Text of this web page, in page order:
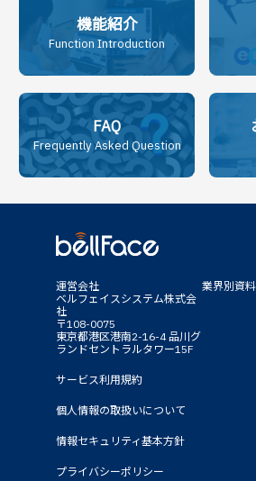
機能紹介
Function Introduction
FAQ
Frequently Asked Question
運営会社
ベルフェイスシステム株式会
社
〒108-0075
東京都港区港南2-16-4 品川グ
ランドセントラルタワー15F
サービス利用規約
個人情報の取扱いについて
情報セキュリティ基本方針
プライバシーポリシー
業界別資料